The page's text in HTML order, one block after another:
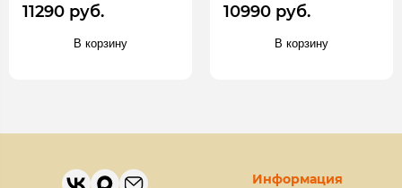
11290 руб.
В корзину
10990 руб.
В корзину
Информация